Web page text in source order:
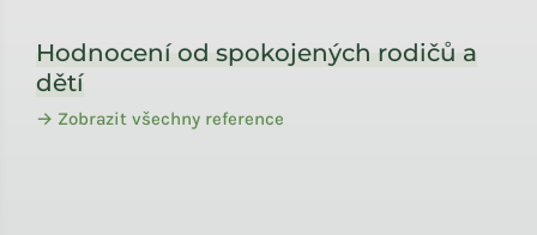
Hodnocení od spokojených rodičů a
dětí
→ Zobrazit všechny reference